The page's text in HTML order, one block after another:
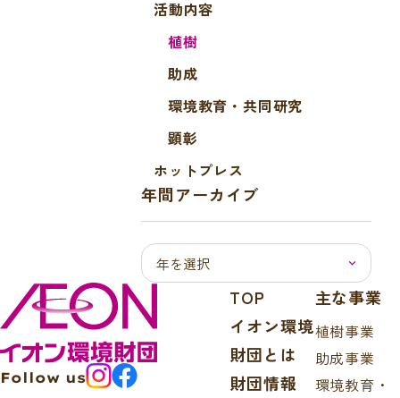
活動内容
植樹
助成
環境教育・共同研究
顕彰
ホットプレス
年間アーカイブ
Follow us
TOP
イオン環境
財団とは
財団情報
主な事業
植樹事業
助成事業
環境教育・